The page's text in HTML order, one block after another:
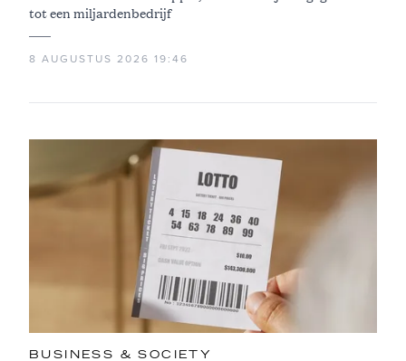
tot een miljardenbedrijf
8 AUGUSTUS 2026 19:46
BUSINESS & SOCIETY